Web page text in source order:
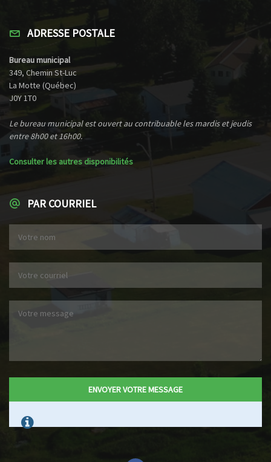
ADRESSE POSTALE
Bureau municipal
349, Chemin St-Luc
La Motte (Québec)
J0Y 1T0
Le bureau municipal est ouvert au contribuable les mardis et jeudis
entre 8h00 et 16h00.
Consulter les autres disponibilités
PAR COURRIEL